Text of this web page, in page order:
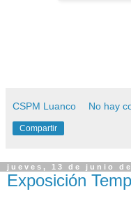
CSPM Luanco No hay
Compartir
jueves, 13 de junio de
Exposición